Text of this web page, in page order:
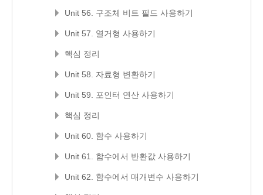
Unit 56. 구조체 비트 필드 사용하기
Unit 57. 열거형 사용하기
핵심 정리
Unit 58. 자료형 변환하기
Unit 59. 포인터 연산 사용하기
핵심 정리
Unit 60. 함수 사용하기
Unit 61. 함수에서 반환값 사용하기
Unit 62. 함수에서 매개변수 사용하기